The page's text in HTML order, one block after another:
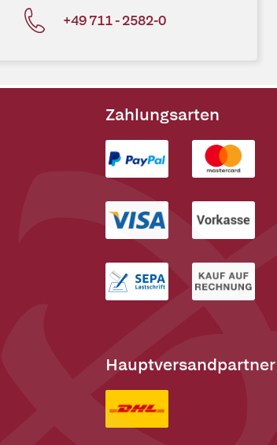
+49 711 - 2582-0
Zahlungsarten
Hauptversandpartner